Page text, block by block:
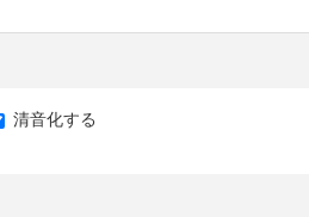
清音化する